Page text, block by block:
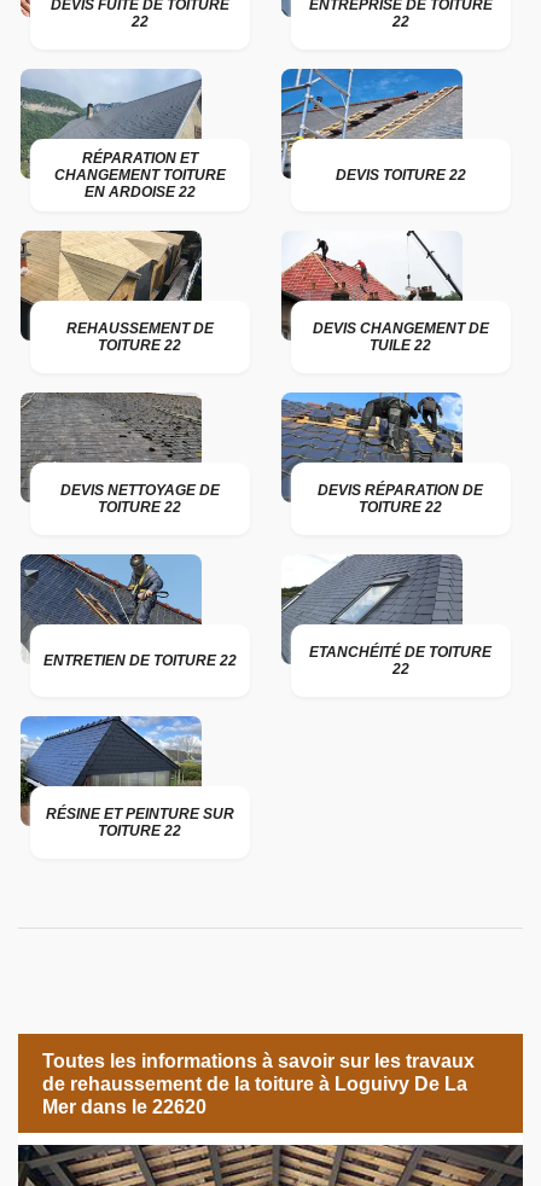
DEVIS FUITE DE TOITURE
22
ENTREPRISE DE TOITURE
22
RÉPARATION ET
CHANGEMENT TOITURE
EN ARDOISE 22
DEVIS TOITURE 22
REHAUSSEMENT DE
TOITURE 22
DEVIS CHANGEMENT DE
TUILE 22
DEVIS NETTOYAGE DE
TOITURE 22
DEVIS RÉPARATION DE
TOITURE 22
ENTRETIEN DE TOITURE 22
ETANCHÉITÉ DE TOITURE
22
RÉSINE ET PEINTURE SUR
TOITURE 22
Toutes les informations à savoir sur les travaux
de rehaussement de la toiture à Loguivy De La
Mer dans le 22620